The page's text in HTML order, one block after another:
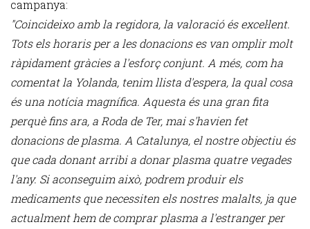
campanya:
"Coincideixo amb la regidora, la valoració és excel·lent.
Tots els horaris per a les donacions es van omplir molt
ràpidament gràcies a l'esforç conjunt. A més, com ha
comentat la Yolanda, tenim llista d'espera, la qual cosa
és una notícia magnífica. Aquesta és una gran fita
perquè fins ara, a Roda de Ter, mai s'havien fet
donacions de plasma. A Catalunya, el nostre objectiu és
que cada donant arribi a donar plasma quatre vegades
l'any. Si aconseguim això, podrem produir els
medicaments que necessiten els nostres malalts, ja que
actualment hem de comprar plasma a l'estranger per